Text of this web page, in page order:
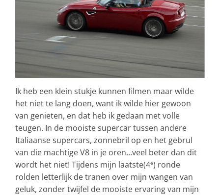
Ik heb een klein stukje kunnen filmen maar wilde
het niet te lang doen, want ik wilde hier gewoon
van genieten, en dat heb ik gedaan met volle
teugen. In de mooiste supercar tussen andere
Italiaanse supercars, zonnebril op en het gebrul
van die machtige V8 in je oren…veel beter dan dit
wordt het niet! Tijdens mijn laatste(4e) ronde
rolden letterlijk de tranen over mijn wangen van
geluk, zonder twijfel de mooiste ervaring van mijn